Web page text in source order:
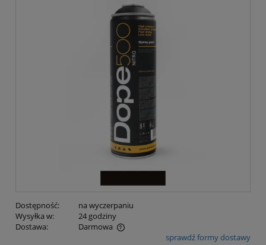
Dostępność:
na wyczerpaniu
Wysyłka w:
24 godziny
Dostawa:
Darmowa
Cena nie zawiera ewentualnych kosztów płatnościsprawdź formy dostawy